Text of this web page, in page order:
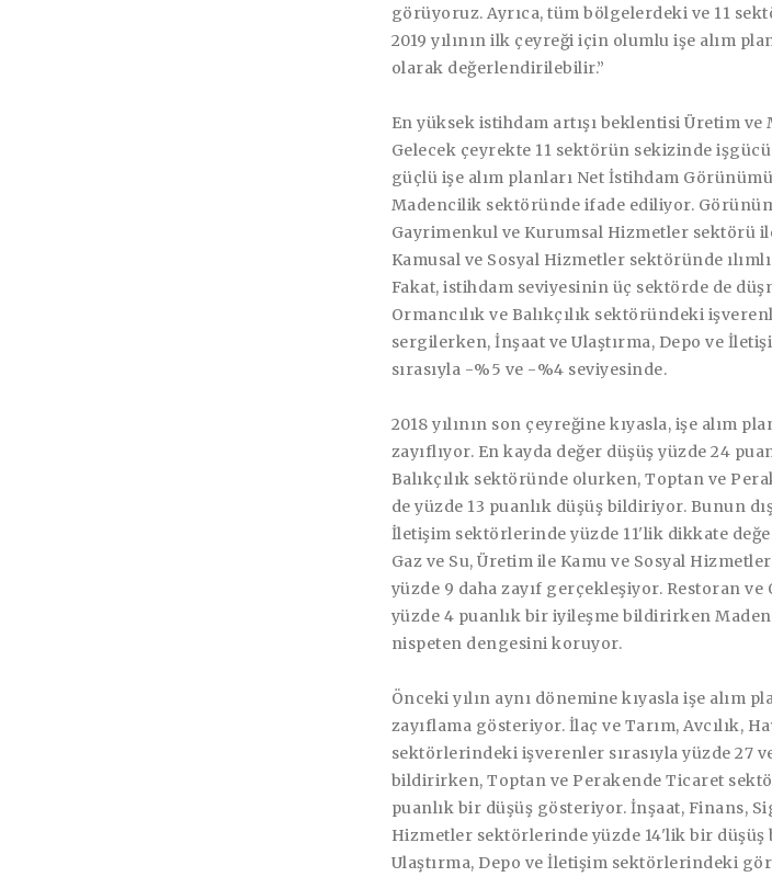
görüyoruz. Ayrıca, tüm bölgelerdeki ve 11
2019 yılının ilk çeyreği için olumlu işe alım
olarak değerlendirilebilir.”
En yüksek istihdam artışı beklentisi Üretim
Gelecek çeyrekte 11 sektörün sekizinde
güçlü işe alım planları Net İstihdam
Madencilik sektöründe ifade ediliyor.
Gayrimenkul ve Kurumsal Hizmetler sektörü
Kamusal ve Sosyal Hizmetler sektöründe
Fakat, istihdam seviyesinin üç sektörde de
Ormancılık ve Balıkçılık sektöründeki
sergilerken, İnşaat ve Ulaştırma, Depo ve
sırasıyla -%5 ve -%4 seviyesinde.
2018 yılının son çeyreğine kıyasla, işe alım
zayıflıyor. En kayda değer düşüş yüzde 24
Balıkçılık sektöründe olurken, Toptan ve
de yüzde 13 puanlık düşüş bildiriyor. Bunun
İletişim sektörlerinde yüzde 11'lik dikkate
Gaz ve Su, Üretim ile Kamu ve Sosyal
yüzde 9 daha zayıf gerçekleşiyor. Restoran
yüzde 4 puanlık bir iyileşme bildirirken
nispeten dengesini koruyor.
Önceki yılın aynı dönemine kıyasla işe alım
zayıflama gösteriyor. İlaç ve Tarım, Avcılık,
sektörlerindeki işverenler sırasıyla yüzde 27
bildirirken, Toptan ve Perakende Ticaret
puanlık bir düşüş gösteriyor. İnşaat, Finans,
Hizmetler sektörlerinde yüzde 14'lik bir
Ulaştırma, Depo ve İletişim sektörlerindeki